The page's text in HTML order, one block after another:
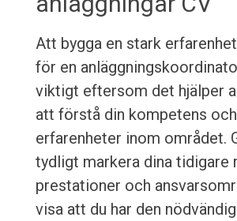
Att bygga en stark
för en
viktigt eftersom det hjälper
att förstå din kompetens
erfarenheter inom området.
tydligt markera dina tidigare
prestationer och
visa att du har den